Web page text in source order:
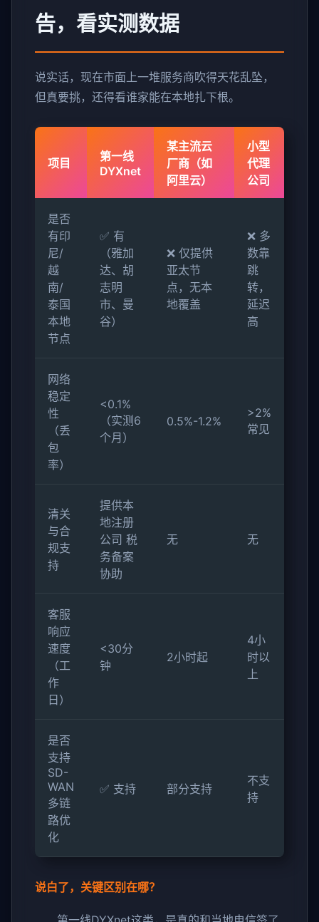
告，看实测数据
说实话，现在市面上一堆服务商吹得天花乱坠，
但真要挑，还得看谁家能在本地扎下根。
项目
第一线
DYXnet
某主流云
厂商（如
阿里云）
小型
代理
公司
是否
有印
尼/
越
南/
泰国
本地
节点
✅ 有
（雅加
达、胡
志明
市、曼
谷）
❌ 仅提供
亚太节
点，无本
地覆盖
❌ 多
数靠
跳
转，
延迟
高
网络
稳定
性
（丢
包
率）
<0.1%
（实测6
个月）
0.5%-1.2%
>2%
常见
清关
与合
规支
持
提供本
地注册
公司 税
务备案
协助
无 无
客服
响应
速度
（工
作
日）
<30分
钟
2小时起
4小
时以
上
是否
支持
SD-
WAN
多链
路优
化
✅ 支持 部分支持
不支
持
说白了，关键区别在哪？